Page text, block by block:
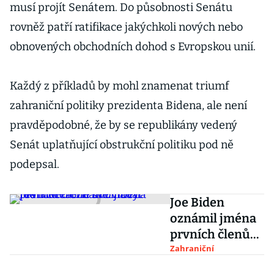
musí projít Senátem. Do působnosti Senátu
rovněž patří ratifikace jakýchkoli nových nebo
obnovených obchodních dohod s Evropskou unií.
Každý z příkladů by mohl znamenat triumf
zahraniční politiky prezidenta Bidena, ale není
pravděpodobné, že by se republikány vedený
Senát uplatňující obstrukční politiku pod ně
podepsal.
Joe Biden
oznámil jména
prvních členů
své vlády.
Zahraniční